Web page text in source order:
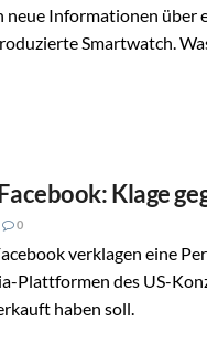
neue Informationen über
Smartwatch.
Klage
0
verklagen eine
Plattformen des US-
haben soll.